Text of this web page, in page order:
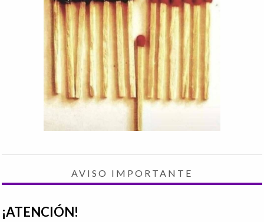
AVISO IMPORTANTE
¡ATENCIÓN!